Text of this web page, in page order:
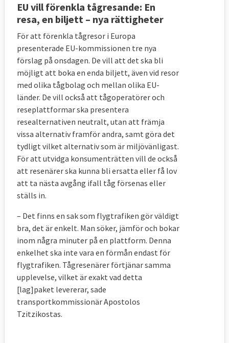
EU vill förenkla tågresande: En
resa, en biljett – nya rättigheter
För att förenkla tågresor i Europa
presenterade EU-kommissionen tre nya
förslag på onsdagen. De vill att det ska bli
möjligt att boka en enda biljett, även vid resor
med olika tågbolag och mellan olika EU-
länder. De vill också att tågoperatörer och
reseplattformar ska presentera
resealternativen neutralt, utan att främja
vissa alternativ framför andra, samt göra det
tydligt vilket alternativ som är miljövänligast.
För att utvidga konsumenträtten vill de också
att resenärer ska kunna bli ersatta eller få lov
att ta nästa avgång ifall tåg försenas eller
ställs in.
– Det finns en sak som flygtrafiken gör väldigt
bra, det är enkelt. Man söker, jämför och bokar
inom några minuter på en plattform. Denna
enkelhet ska inte vara en förmån endast för
flygtrafiken. Tågresenärer förtjänar samma
upplevelse, vilket är exakt vad detta
[lag]paket levererar, sade
transportkommissionär Apostolos
Tzitzikostas.